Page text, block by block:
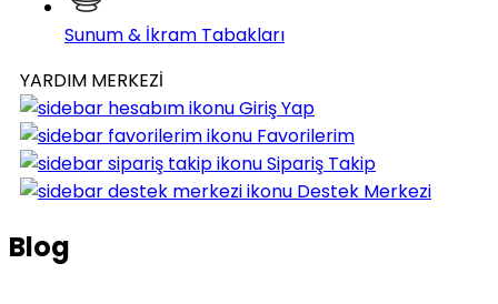
Sunum & İkram Tabakları
YARDIM MERKEZİ
Giriş Yap
Favorilerim
Sipariş Takip
Destek Merkezi
Blog